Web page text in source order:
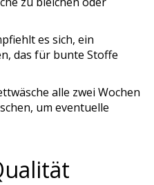
es sich, ein
das für bunte Stoffe
alle zwei Wochen
um eventuelle